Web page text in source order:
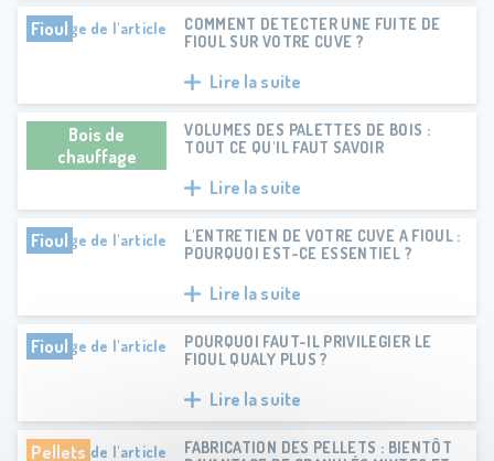
Fioul
COMMENT DETECTER UNE FUITE DE
FIOUL SUR VOTRE CUVE ?
Lire la suite
Bois de
chauffage
VOLUMES DES PALETTES DE BOIS :
TOUT CE QU'IL FAUT SAVOIR
Lire la suite
Fioul
L'ENTRETIEN DE VOTRE CUVE A FIOUL :
POURQUOI EST-CE ESSENTIEL ?
Lire la suite
Fioul
POURQUOI FAUT-IL PRIVILEGIER LE
FIOUL QUALY PLUS ?
Lire la suite
Pellets
FABRICATION DES PELLETS : BIENTÔT